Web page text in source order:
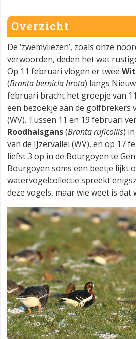
Overzicht
De ‘zwemvliezen’, zoals onze
verwoorden, deden het wat
Op 11 februari vlogen er twee
(Branta bernicla hrota) langs
februari bracht het groepje van
een bezoekje aan de golfbrekers
(WV). Tussen 11 en 19 februari
Roodhalsgans(Branta ruficollis)
van de IJzervallei (WV), en op 17
liefst 3 op in de Bourgoyen te
Bourgoyen soms een beetje lijkt
watervogelcollectie spreekt
deze vogels, maar wie weet is